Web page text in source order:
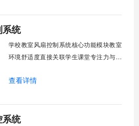
块清单：远程集中控制。智能定时调度。
环境自适应调节。能耗监测统计。故障预
统
学校教室风扇控制系统核心功能模块教室
环境舒适度直接关联学生课堂专注力与学
领域，打造教室风扇控制系统，实现温度
分组联动、安全防护六大模块一体化运
行，为学校提供精细化风扇管理方案。
查看详情
统